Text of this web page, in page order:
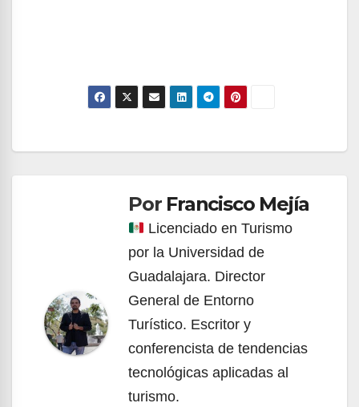
Navegación
entradasPor Francisco Mejía
Licenciado en Turismo
por la Universidad de
Guadalajara. Director
General de Entorno
Turístico. Escritor y
conferencista de tendencias
tecnológicas aplicadas al
turismo.